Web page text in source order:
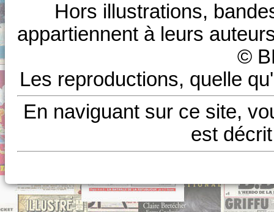
Hors illustrations,
appartiennent à leurs
©
Les reproductions, quelle
En naviguant sur ce site,
est